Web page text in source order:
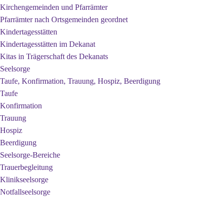
Kirchengemeinden und Pfarrämter
Pfarrämter nach Ortsgemeinden geordnet
Kindertagesstätten
Kindertagesstätten im Dekanat
Kitas in Trägerschaft des Dekanats
Seelsorge
Taufe, Konfirmation, Trauung, Hospiz, Beerdigung
Taufe
Konfirmation
Trauung
Hospiz
Beerdigung
Seelsorge-Bereiche
Trauerbegleitung
Klinikseelsorge
Notfallseelsorge